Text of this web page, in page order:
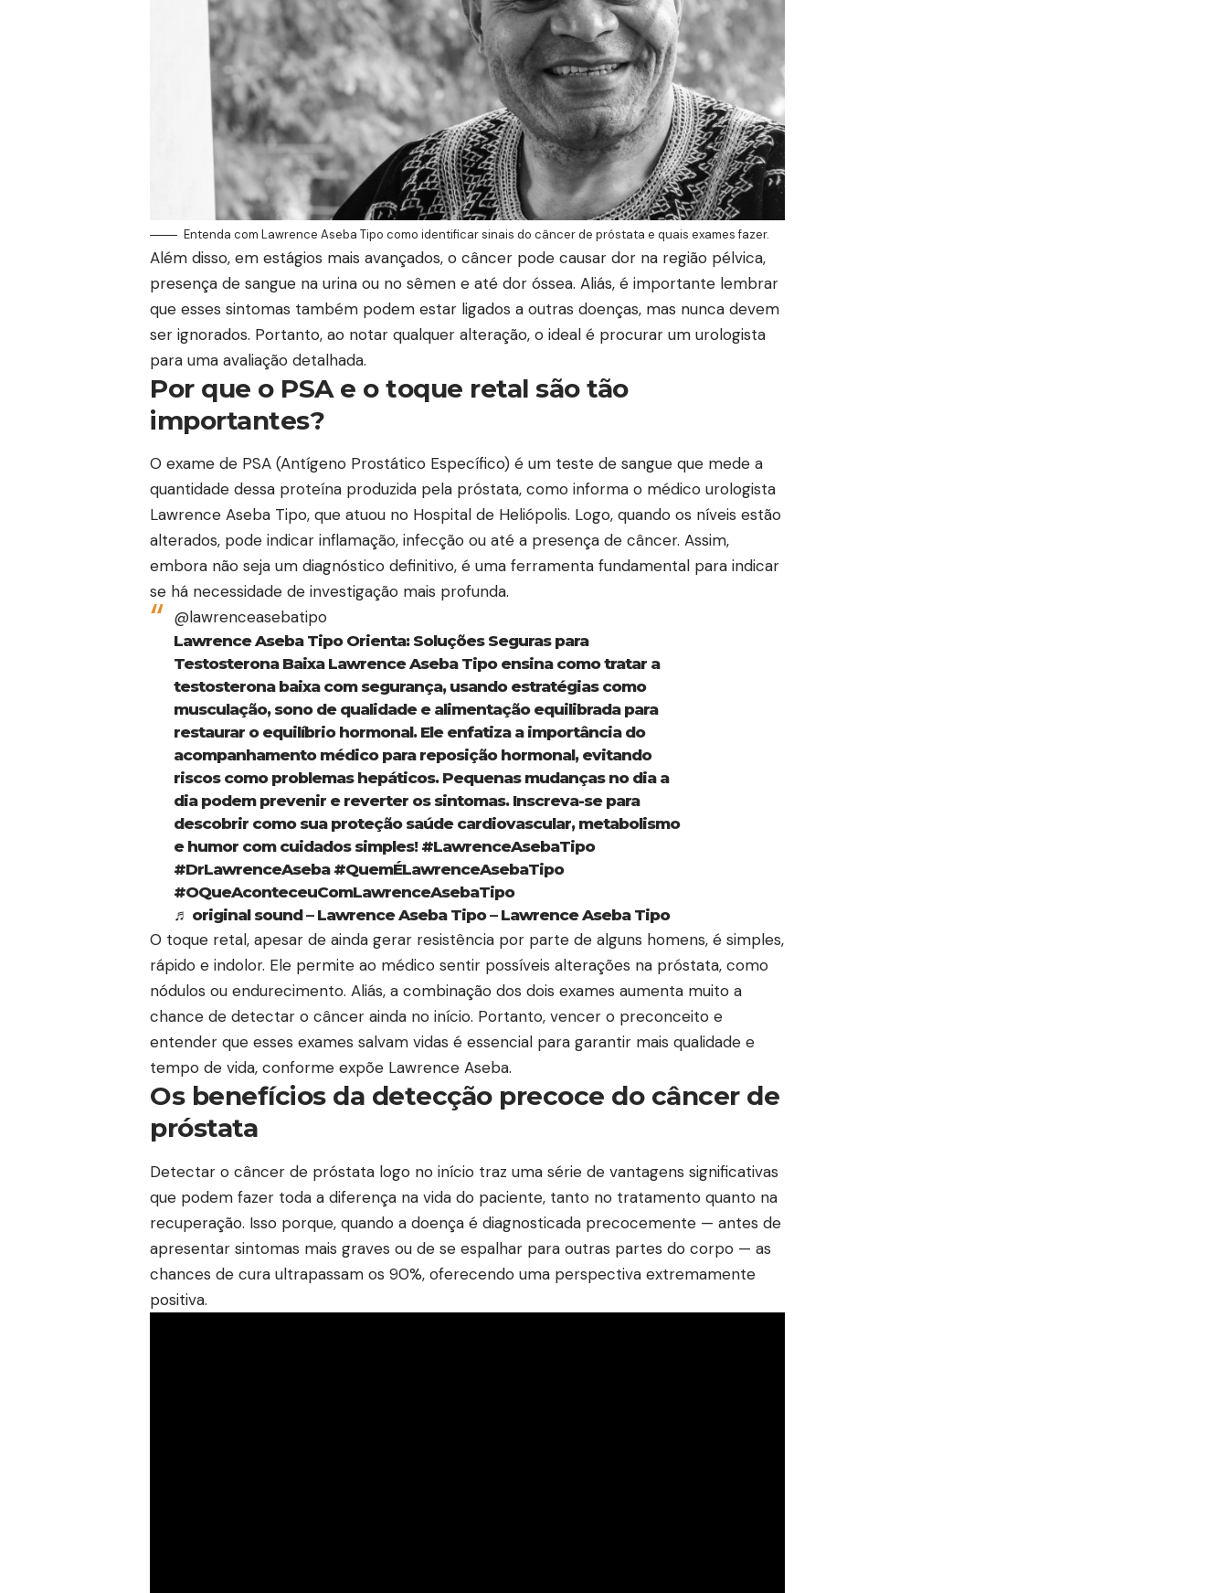
Entenda com Lawrence Aseba Tipo como identificar sinais do câncer de próstata e quais exames fazer.
Além disso, em estágios mais avançados, o câncer pode causar dor na região pélvica,
presença de sangue na urina ou no sêmen e até dor óssea. Aliás, é importante lembrar
que esses sintomas também podem estar ligados a outras doenças, mas nunca devem
ser ignorados. Portanto, ao notar qualquer alteração, o ideal é procurar um urologista
para uma avaliação detalhada.
Por que o PSA e o toque retal são tão
importantes?
O exame de PSA (Antígeno Prostático Específico) é um teste de sangue que mede a
quantidade dessa proteína produzida pela próstata, como informa o médico urologista
Lawrence Aseba Tipo, que atuou no Hospital de Heliópolis. Logo, quando os níveis estão
alterados, pode indicar inflamação, infecção ou até a presença de câncer. Assim,
embora não seja um diagnóstico definitivo, é uma ferramenta fundamental para indicar
se há necessidade de investigação mais profunda.
@lawrenceasebatipo
Lawrence Aseba Tipo Orienta: Soluções Seguras para
Testosterona Baixa Lawrence Aseba Tipo ensina como tratar a
testosterona baixa com segurança, usando estratégias como
musculação, sono de qualidade e alimentação equilibrada para
restaurar o equilíbrio hormonal. Ele enfatiza a importância do
acompanhamento médico para reposição hormonal, evitando
riscos como problemas hepáticos. Pequenas mudanças no dia a
dia podem prevenir e reverter os sintomas. Inscreva-se para
descobrir como sua proteção saúde cardiovascular, metabolismo
e humor com cuidados simples! #LawrenceAsebaTipo
#DrLawrenceAseba #QuemÉLawrenceAsebaTipo
#OQueAconteceuComLawrenceAsebaTipo
♬ original sound – Lawrence Aseba Tipo – Lawrence Aseba Tipo
O toque retal, apesar de ainda gerar resistência por parte de alguns homens, é simples,
rápido e indolor. Ele permite ao médico sentir possíveis alterações na próstata, como
nódulos ou endurecimento. Aliás, a combinação dos dois exames aumenta muito a
chance de detectar o câncer ainda no início. Portanto, vencer o preconceito e
entender que esses exames salvam vidas é essencial para garantir mais qualidade e
tempo de vida, conforme expõe Lawrence Aseba.
Os benefícios da detecção precoce do câncer de
próstata
Detectar o câncer de próstata logo no início traz uma série de vantagens significativas
que podem fazer toda a diferença na vida do paciente, tanto no tratamento quanto na
recuperação. Isso porque, quando a doença é diagnosticada precocemente — antes de
apresentar sintomas mais graves ou de se espalhar para outras partes do corpo — as
chances de cura ultrapassam os 90%, oferecendo uma perspectiva extremamente
positiva.